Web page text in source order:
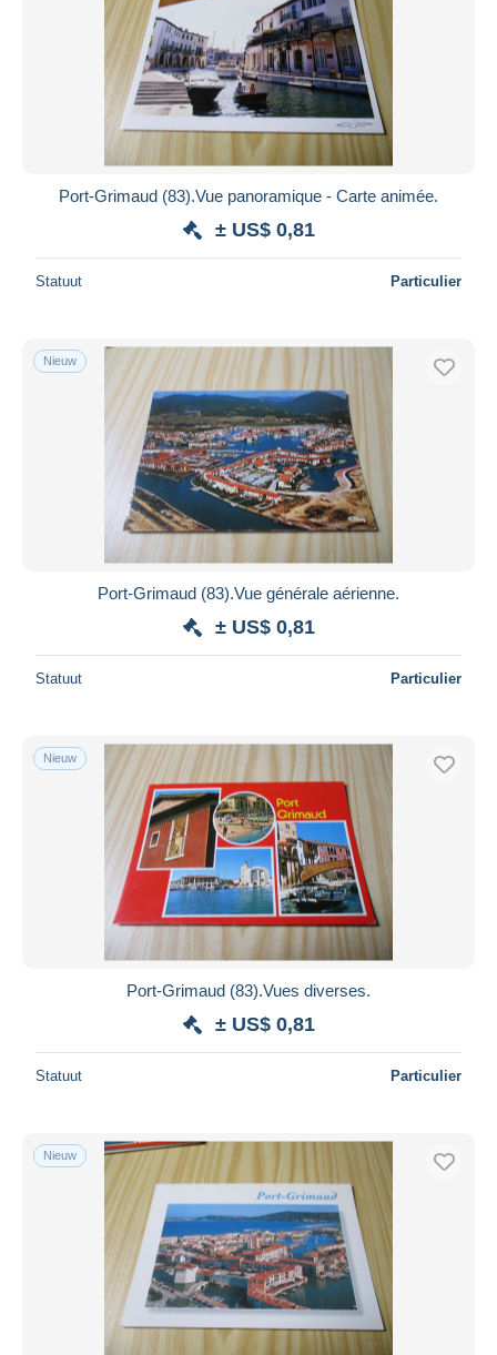
Port-Grimaud (83).Vue panoramique - Carte animée.
± US$ 0,81
Statuut Particulier
Nieuw
Port-Grimaud (83).Vue générale aérienne.
± US$ 0,81
Statuut Particulier
Nieuw
Port-Grimaud (83).Vues diverses.
± US$ 0,81
Statuut Particulier
Nieuw